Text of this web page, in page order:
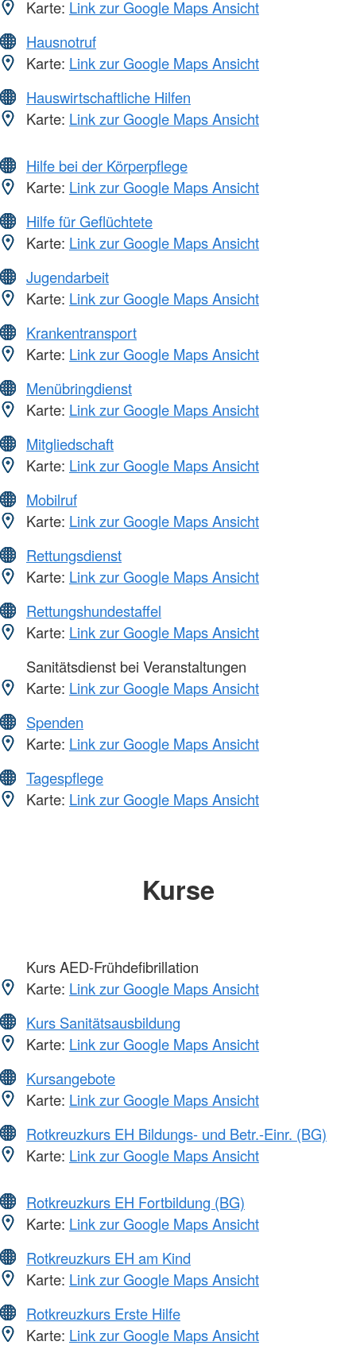
Karte: Link zur Google Maps Ansicht
Hausnotruf
Karte: Link zur Google Maps Ansicht
Hauswirtschaftliche Hilfen
Karte: Link zur Google Maps Ansicht
Hilfe bei der Körperpflege
Karte: Link zur Google Maps Ansicht
Hilfe für Geflüchtete
Karte: Link zur Google Maps Ansicht
Jugendarbeit
Karte: Link zur Google Maps Ansicht
Krankentransport
Karte: Link zur Google Maps Ansicht
Menübringdienst
Karte: Link zur Google Maps Ansicht
Mitgliedschaft
Karte: Link zur Google Maps Ansicht
Mobilruf
Karte: Link zur Google Maps Ansicht
Rettungsdienst
Karte: Link zur Google Maps Ansicht
Rettungshundestaffel
Karte: Link zur Google Maps Ansicht
Sanitätsdienst bei Veranstaltungen
Karte: Link zur Google Maps Ansicht
Spenden
Karte: Link zur Google Maps Ansicht
Tagespflege
Karte: Link zur Google Maps Ansicht
Kurse
Kurs AED-Frühdefibrillation
Karte: Link zur Google Maps Ansicht
Kurs Sanitätsausbildung
Karte: Link zur Google Maps Ansicht
Kursangebote
Karte: Link zur Google Maps Ansicht
Rotkreuzkurs EH Bildungs- und Betr.-Einr. (BG)
Karte: Link zur Google Maps Ansicht
Rotkreuzkurs EH Fortbildung (BG)
Karte: Link zur Google Maps Ansicht
Rotkreuzkurs EH am Kind
Karte: Link zur Google Maps Ansicht
Rotkreuzkurs Erste Hilfe
Karte: Link zur Google Maps Ansicht